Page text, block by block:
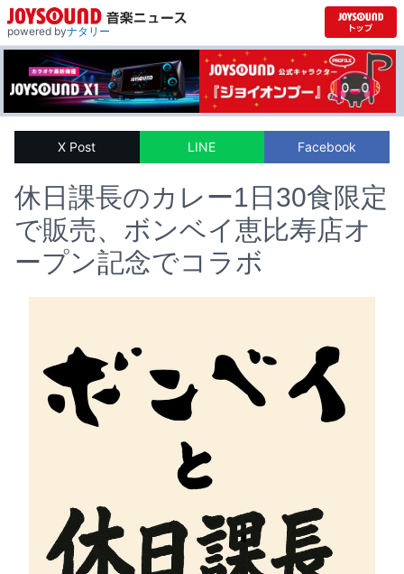
powered byナタリー
X Post LINE Facebook
休日課長のカレー1日30食限定
で販売、ボンベイ恵比寿店オ
ープン記念でコラボ